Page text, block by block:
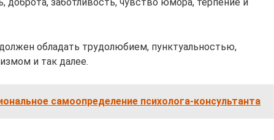
обладать трудолюбием, пунктуальностью,
и так далее.
самоопределение психолога-консультанта